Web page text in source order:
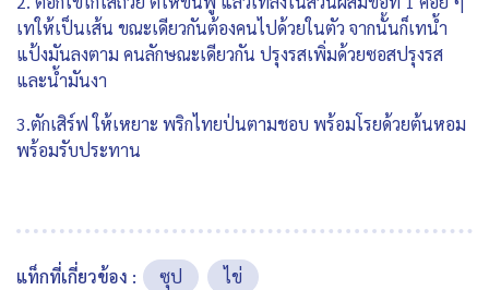
เทให้เป็นเส้น ขณะเดียวกันต้องคนไปด้วยในตัว จากนั้นก็เทน้ำ
แป้งมันลงตาม คนลักษณะเดียวกัน ปรุงรสเพิ่มด้วยซอสปรุงรส
และน้ำมันงา
3.ตักเสิร์ฟ ให้เหยาะ พริกไทยป่นตามชอบ พร้อมโรยด้วยต้นหอม
พร้อมรับประทาน
แท็กที่เกี่ยวข้อง : ซุป
ไข่